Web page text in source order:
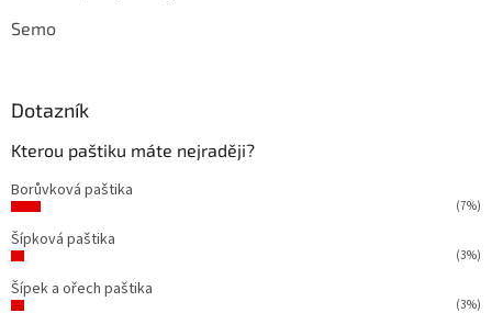
Semo
Dotazník
Kterou paštiku máte nejraději?
Borůvková paštika
(7%)
Šípková paštika
(3%)
Šípek a ořech paštika
(3%)